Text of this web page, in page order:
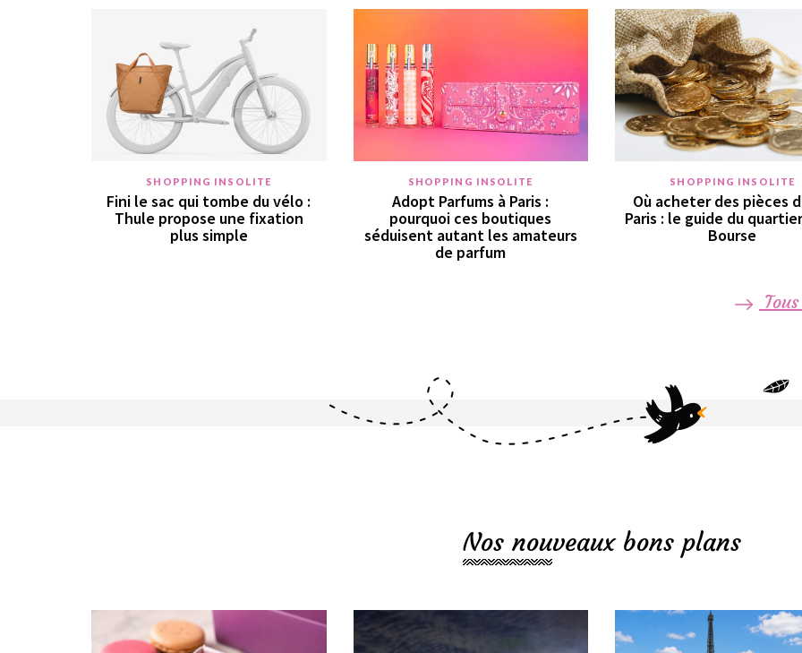
SHOPPING INSOLITE
Fini le sac qui tombe du vélo :
Thule propose une fixation
plus simple
SHOPPING INSOLITE
Adopt Parfums à Paris :
pourquoi ces boutiques
séduisent autant les amateurs
de parfum
SHOPPING INSOLITE
Où acheter des pièces
Paris : le guide du
Bourse
Nos nouveaux bons plans